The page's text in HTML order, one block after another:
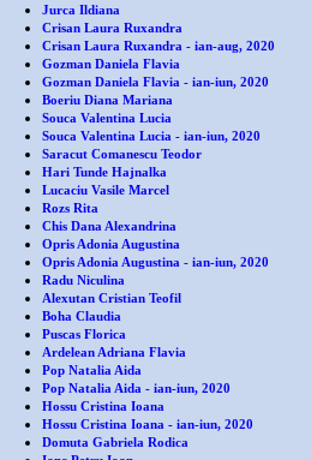
Jurca Ildiana
Crisan Laura Ruxandra
Crisan Laura Ruxandra - ian-aug, 2020
Gozman Daniela Flavia
Gozman Daniela Flavia - ian-iun, 2020
Boeriu Diana Mariana
Souca Valentina Lucia
Souca Valentina Lucia - ian-iun, 2020
Saracut Comanescu Teodor
Hari Tunde Hajnalka
Lucaciu Vasile Marcel
Rozs Rita
Chis Dana Alexandrina
Opris Adonia Augustina
Opris Adonia Augustina - ian-iun, 2020
Radu Niculina
Alexutan Cristian Teofil
Boha Claudia
Puscas Florica
Ardelean Adriana Flavia
Pop Natalia Aida
Pop Natalia Aida - ian-iun, 2020
Hossu Cristina Ioana
Hossu Cristina Ioana - ian-iun, 2020
Domuta Gabriela Rodica